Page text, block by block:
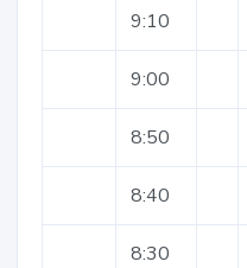
9:10
9:00
8:50
8:40
8:30